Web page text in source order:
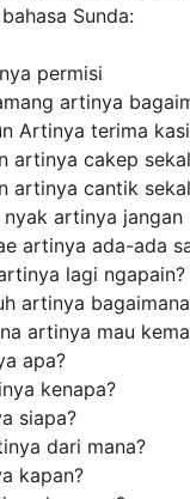
Sunda:
permisi
artinya
Artinya terima
artinya cakep
artinya cantik
artinya jangan
artinya ada-ada
lagi ngapain?
artinya
artinya mau
apa?
kenapa?
siapa?
dari mana?
kapan?